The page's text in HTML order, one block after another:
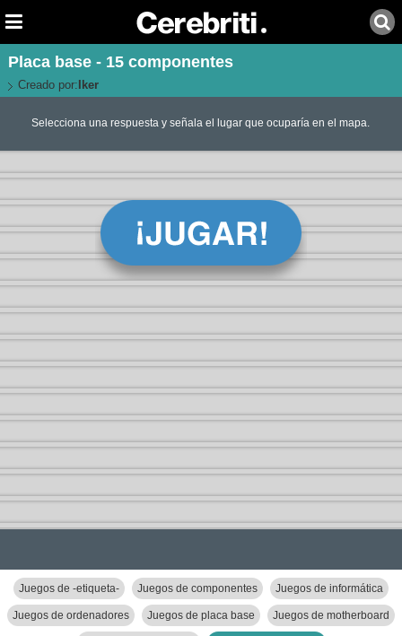
Placa base - 15 componentes
Creado por: Iker
Selecciona una respuesta y señala el lugar que ocuparía en el mapa.
Juegos de -etiqueta- Juegos de componentes Juegos de informática
Juegos de ordenadores Juegos de placa base Juegos de motherboard